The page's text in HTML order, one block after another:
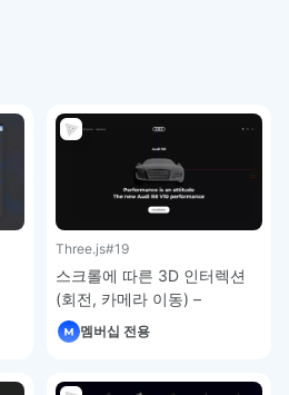
Three.js#19
스크롤에 따른 3D 인터렉션
(회전, 카메라 이동) –
Three.js 강의
멤버십 전용